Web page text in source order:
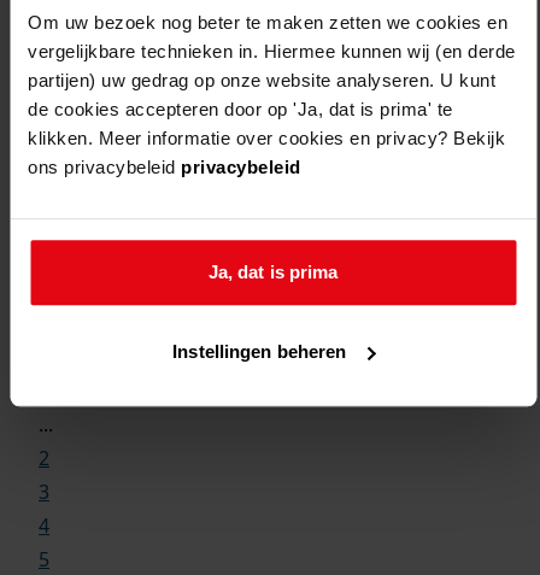
Om uw bezoek nog beter te maken zetten we cookies en
vergelijkbare technieken in. Hiermee kunnen wij (en derde
partijen) uw gedrag op onze website analyseren. U kunt
de cookies accepteren door op 'Ja, dat is prima' te
klikken. Meer informatie over cookies en privacy? Bekijk
ons privacybeleid privacybeleid
Ja, dat is prima
Instellingen beheren
...
2
3
4
5